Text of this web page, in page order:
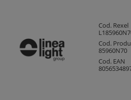
Cod. Rexel
Cod.
85960N70
Cod. EAN